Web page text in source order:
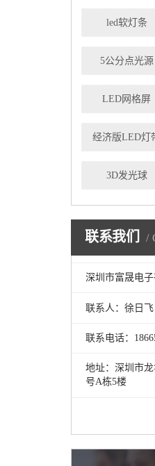
led软灯条
5公分点光源
LED网格屏
经济版LED灯
3D发光球
联系我们
深圳市富晟电子
联系人：徐日飞
联系电话：
地址：深圳市
号A栋5楼